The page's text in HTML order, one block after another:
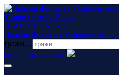
Универзитет у Нишу
ПРАВНИ ФАКУЛТЕТ
Правни факултет Универзитета
тражи...
ћирилица latinica